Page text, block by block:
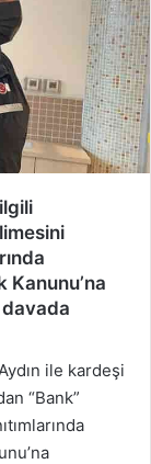
Kanunu’na
davada
ile kardeşi
“Bank”